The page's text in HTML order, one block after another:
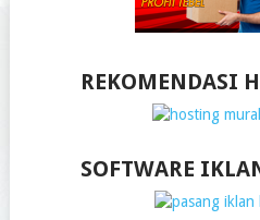
REKOMENDASI
SOFTWARE